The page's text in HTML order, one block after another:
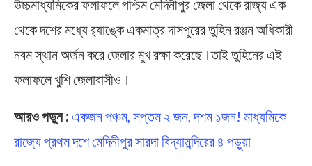
উচ্চমাধ্যমিকের ফলাফলে পশ্চিম মেদিনীপুর জেলা থেকে রাজ্য এক
থেকে দশের মধ্যে র‍্যাঙ্কে একমাত্র দাসপুরের তুহিন রঞ্জন অধিকারী
নবম স্থান অর্জন করে জেলার মুখ রক্ষা করেছে।তাই তুহিনের এই
ফলাফলে খুশি জেলাবাসীও।
আরও পড়ুন : একজন পঞ্চম, সপ্তম ২ জন, দশম ১জন! মাধ্যমিকে
রাজ্যে প্রথম দশে মেদিনীপুর সারদা বিদ্যামন্দিরের ৪ পড়ুয়া